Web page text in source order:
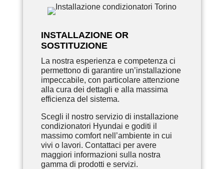
INSTALLAZIONE OR
SOSTITUZIONE
La nostra esperienza e competenza ci
permettono di garantire un’installazione
impeccabile, con particolare attenzione
alla cura dei dettagli e alla massima
efficienza del sistema.
Scegli il nostro servizio di installazione
condizionatori Hyundai e goditi il
massimo comfort nell’ambiente in cui
vivi o lavori. Contattaci per avere
maggiori informazioni sulla nostra
gamma di prodotti e servizi.